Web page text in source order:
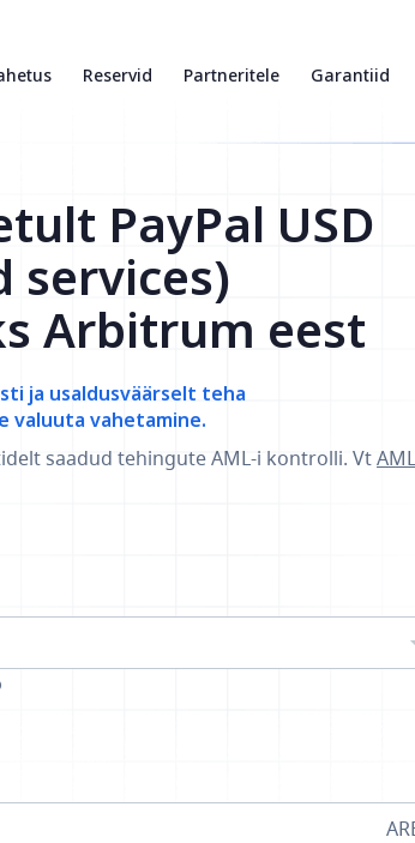
Reservid Partneritele Garantiid
PayPal USD
services)
Arbitrum eest
ja usaldusväärselt teha
valuuta vahetamine.
saadud tehingute AML-i kontrolli. VtAML